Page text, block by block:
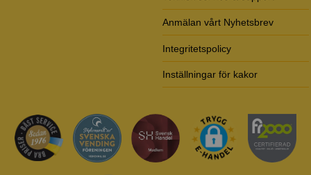
Anmälan vårt Nyhetsbrev
Integritetspolicy
Inställningar för kakor